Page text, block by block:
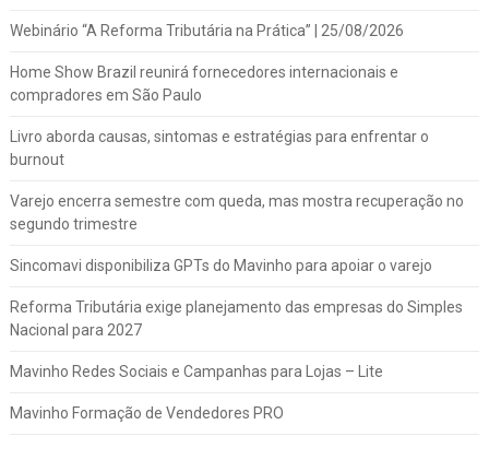
Webinário “A Reforma Tributária na Prática” | 25/08/2026
Home Show Brazil reunirá fornecedores internacionais e
compradores em São Paulo
Livro aborda causas, sintomas e estratégias para enfrentar o
burnout
Varejo encerra semestre com queda, mas mostra recuperação no
segundo trimestre
Sincomavi disponibiliza GPTs do Mavinho para apoiar o varejo
Reforma Tributária exige planejamento das empresas do Simples
Nacional para 2027
Mavinho Redes Sociais e Campanhas para Lojas – Lite
Mavinho Formação de Vendedores PRO